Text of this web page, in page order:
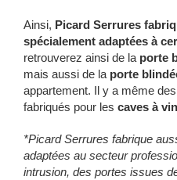
Ainsi, Picard Serrures
spécialement adaptées à
retrouverez ainsi de la porte
mais aussi de la porte
appartement. Il y a même
fabriqués pour les caves à vin
*Picard Serrures fabrique
adaptées au secteur
intrusion, des portes issues